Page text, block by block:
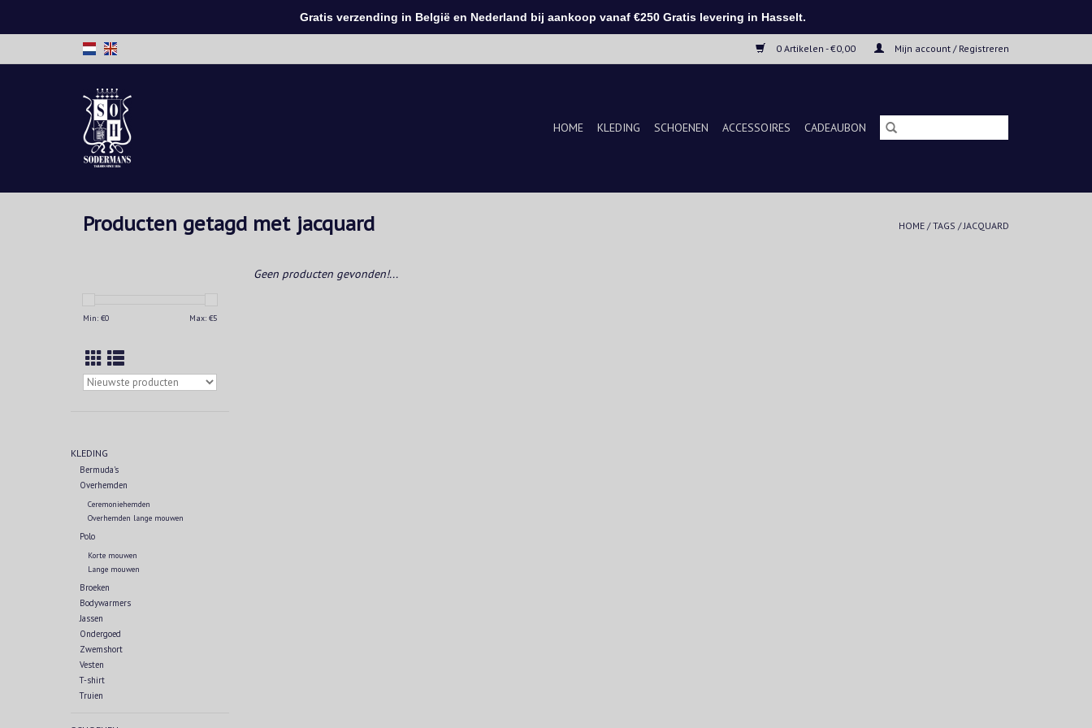
0 Artikelen - €0,00 Mijn account / Registreren
HOME KLEDING SCHOENEN ACCESSOIRES CADEAUBON
Producten getagd met jacquard HOME /TAGS /JACQUARD
Min: €0 Max: €5
KLEDING
Bermuda's
Overhemden
Ceremoniehemden
Overhemden lange mouwen
Polo
Korte mouwen
Lange mouwen
Broeken
Bodywarmers
Jassen
Ondergoed
Zwemshort
Vesten
T-shirt
Truien
Geen producten gevonden!...
Gratis verzending in België en Nederland bij aankoop vanaf €250 Gratis levering in Hasselt.